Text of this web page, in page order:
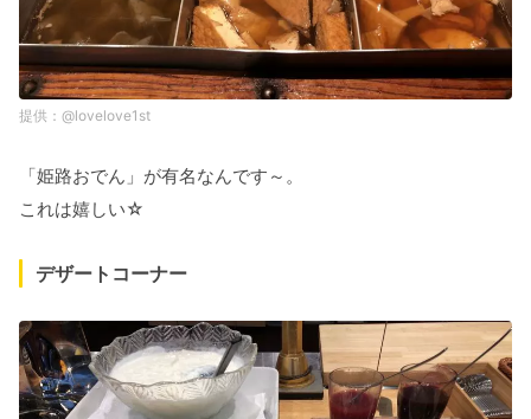
@lovelove1st
「姫路おでん」が有名なんです～。
これは嬉しい☆
デザートコーナー